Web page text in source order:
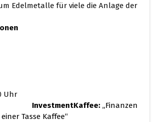
Edelmetalle für viele die Anlage der
Uhr
InvestmentKaffee: „Finanzen
Tasse Kaffee“